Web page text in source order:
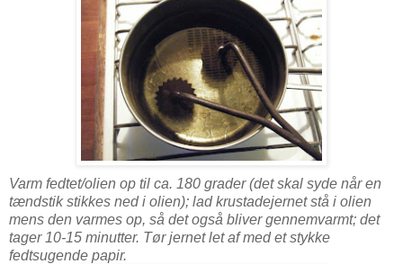
Varm fedtet/olien op til ca. 180 grader (det skal syde når en
tændstik stikkes ned i olien); lad krustadejernet stå i olien
mens den varmes op, så det også bliver gennemvarmt; det
tager 10-15 minutter. Tør jernet let af med et stykke
fedtsugende papir.